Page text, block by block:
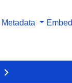
Metadata Embed